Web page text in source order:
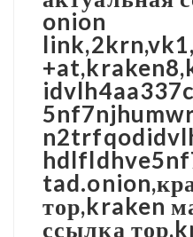
onion
тор,kraken
ссылка